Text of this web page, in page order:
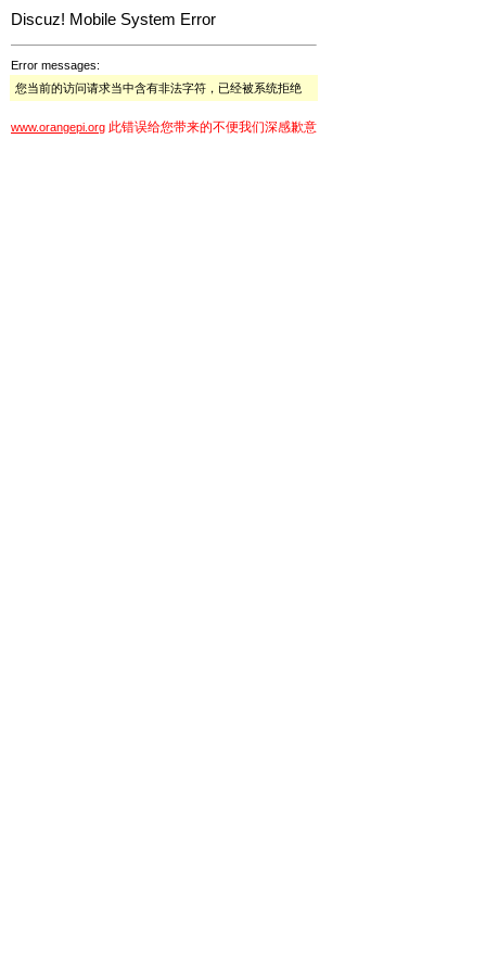
Discuz! Mobile System Error
Error messages:
您当前的访问请求当中含有非法字符，已经被系统拒绝
www.orangepi.org 此错误给您带来的不便我们深感歉意